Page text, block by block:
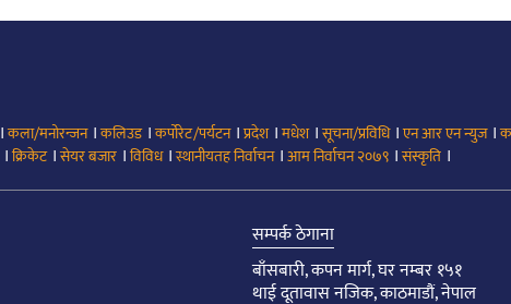
।कला/मनोरन्जन।कलिउड।कर्पोरेट/पर्यटन।प्रदेश।मधेश।सूचना/प्रविधि।एन आर एन न्युज।
।क्रिकेट।सेयर बजार ।विविध।स्थानीयतह निर्वाचन।आम निर्वाचन २०७९ ।संस्कृति ।
सम्पर्क ठेगाना
बाँसबारी, कपन मार्ग, घर नम्बर १५१
थाई दूतावास नजिक, काठमाडौं, नेपाल